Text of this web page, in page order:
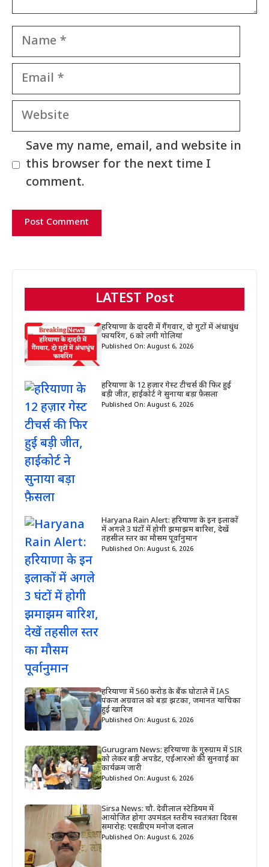
Name
Email
Website
Save my name, email, and website in
this browser for the next time I
comment.
LATEST Post
हरियाणा के दादरी में गैंगवार, दो गुटों में अंधाधुंध
फायरिंग, 6 को लगी गोलियां
Published On: August 6, 2026
हरियाणा के 12 हज़ार गेस्ट टीचर्स की फिर हुई
बड़ी जीत, हाईकोर्ट ने सुनाया बड़ा फ़ैसला
Published On: August 6, 2026
Haryana Rain Alert: हरियाणा के इन इलाकों
में अगले 3 घंटों में होगी झमाझम बारिश, देखें
तहसील स्तर का मौसम पूर्वानुमान
Published On: August 6, 2026
हरियाणा में 560 करोड़ के बैंक घोटाले में IAS
पंकज अग्रवाल को बड़ा झटका, जमानत याचिका
हुई खारिज
Published On: August 6, 2026
Gurugram News: हरियाणा के गुरुग्राम में SIR
को लेकर बड़ी अपडेट, एईआरओ की सुनवाई का
कार्यक्रम जारी
Published On: August 6, 2026
Sirsa News: चौ. देवीलाल स्टेडियम में
आयोजित होगा उपमंडल स्तरीय स्वतंत्रता दिवस
समारोह: एसडीएम मनोज दलाल
Published On: August 6, 2026